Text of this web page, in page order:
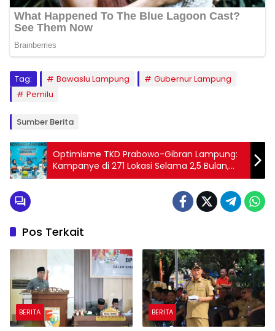
Tag: Bawaslu Lampung
Gubernur Lampung
Pemilu
Sumber Berita
Optimisme TKD Prabowo-Gibran Lampung:
Kampanye di 271 Lokasi Selama 2,5 Bulan,
Target Suara 70%
Pos Terkait
BERITA BERITA